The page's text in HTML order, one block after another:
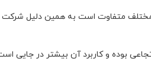
متفاوت است به همین دلیل شرکت
بوده و کاربرد آن بیشتر در جایی